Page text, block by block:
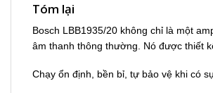
Tóm lại
Bosch LBB1935/20 không chỉ là một
âm thanh thông thường. Nó được thiết
Chạy ổn định, bền bỉ, tự bảo vệ khi có